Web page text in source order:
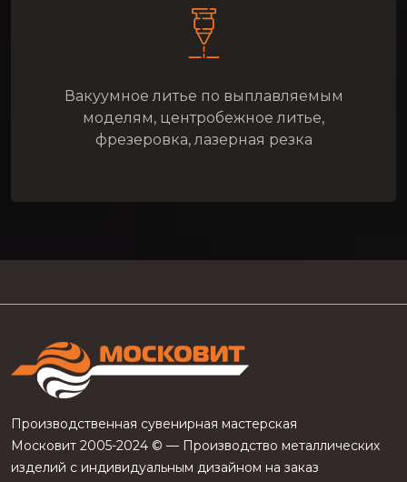
Вакуумное литье по выплавляемым
моделям, центробежное литье,
фрезеровка, лазерная резка
Производственная сувенирная мастерская
Московит 2005-2024 © — Производство металлических
изделий с индивидуальным дизайном на заказ